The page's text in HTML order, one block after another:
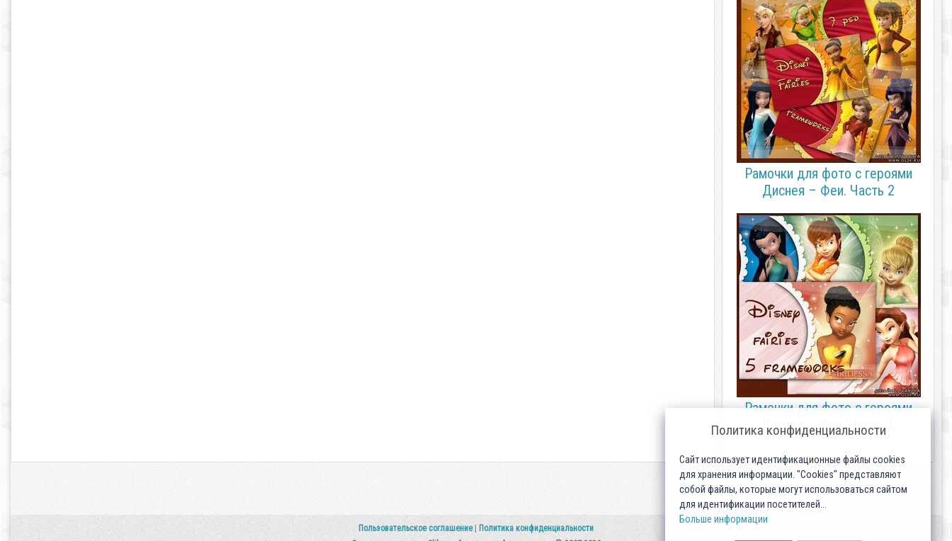
Рамочки для фото с героями
Диснея – Феи. Часть 2
Рамочки для фото с героями
Диснея – Феи. Часть 1.
Пользовательское соглашение Политика конфиденциальности
Политика конфиденциальности
Сайт использует идентификационные файлы cookies
для хранения информации. "Cookies" представляют
собой файлы, которые могут использоваться сайтом
для идентификации посетителей...
Больше информации